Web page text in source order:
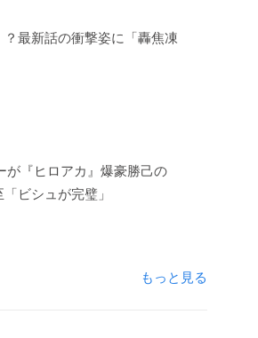
最新話の衝撃姿に「轟焦凍
が『ヒロアカ』爆豪勝己の
ビシュが完璧」
もっと見る